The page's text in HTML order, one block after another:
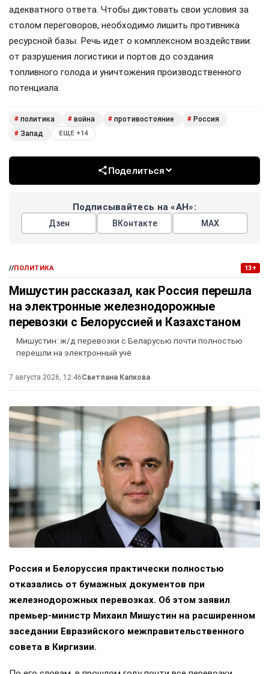
адекватного ответа. Чтобы диктовать свои условия за
столом переговоров, необходимо лишить противника
ресурсной базы. Речь идет о комплексном воздействии:
от разрушения логистики и портов до создания
топливного голода и уничтожения производственного
потенциала.
# политика # война # противостояние # Россия
# Запад ЕЩЕ +14
Поделиться
Подписывайтесь на «АН»:
Дзен ВКонтакте МАХ
//ПОЛИТИКА 13+
Мишустин рассказал, как Россия перешла
на электронные железнодорожные
перевозки с Белоруссией и Казахстаном
Мишустин: ж/д перевозки с Беларусью почти полностью
перешли на электронный учё
7 августа 2026, 12:46Светлана Капкова
Россия и Белоруссия практически полностью
отказались от бумажных документов при
железнодорожных перевозках. Об этом заявил
премьер-министр Михаил Мишустин на расширенном
заседании Евразийского межправительственного
совета в Киргизии.